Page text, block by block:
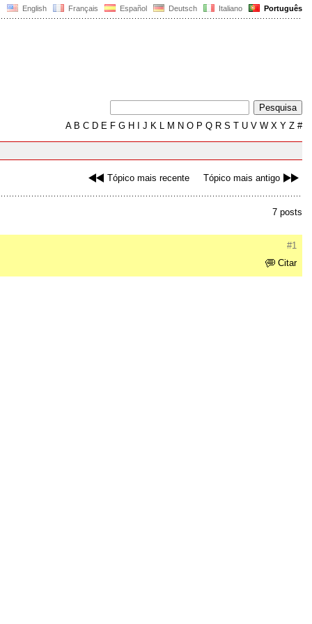
English Français Español Deutsch Italiano Português
AB C D E F G H J K L M N O P Q R S T U V W X Y Z #
Tópico mais recente Tópico mais antigo
7 posts
#1
Citar